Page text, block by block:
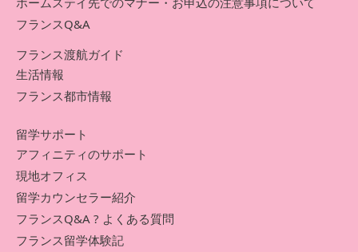
フランスQ&A
フランス渡航ガイド
生活情報
フランス都市情報
留学サポート
アフィニティのサポート
現地オフィス
留学カウンセラー紹介
フランスQ&A ? よくある質問
フランス留学体験記